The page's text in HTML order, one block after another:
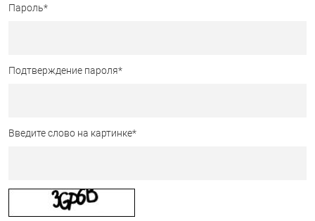
Пароль*
Подтверждение пароля*
Введите слово на картинке*